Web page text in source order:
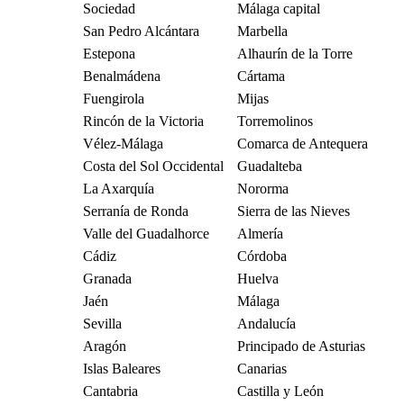
Sociedad
Málaga capital
San Pedro Alcántara
Marbella
Estepona
Alhaurín de la Torre
Benalmádena
Cártama
Fuengirola
Mijas
Rincón de la Victoria
Torremolinos
Vélez-Málaga
Comarca de Antequera
Costa del Sol Occidental
Guadalteba
La Axarquía
Nororma
Serranía de Ronda
Sierra de las Nieves
Valle del Guadalhorce
Almería
Cádiz
Córdoba
Granada
Huelva
Jaén
Málaga
Sevilla
Andalucía
Aragón
Principado de Asturias
Islas Baleares
Canarias
Cantabria
Castilla y León